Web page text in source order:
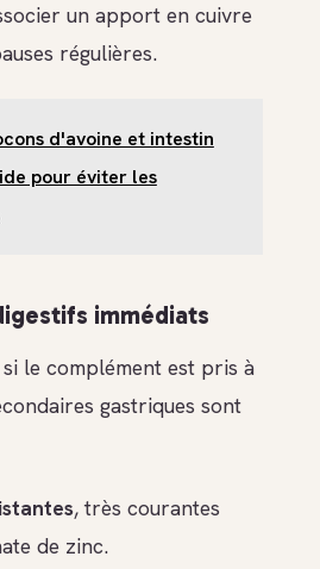
un apport en cuivre
régulières.
d'avoine et intestin
pour éviter les
immédiats
le complément est pris à
gastriques sont
, très courantes
de zinc.